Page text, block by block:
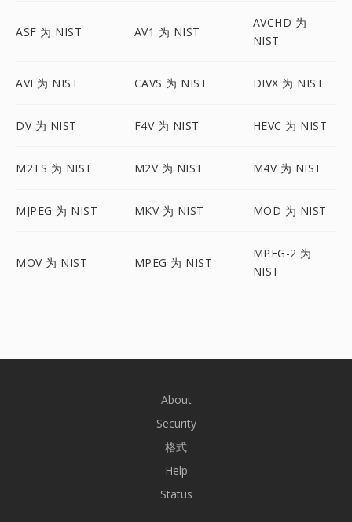
ASF 为 NIST AV1 为 NIST
AVCHD 为
NIST
AVI 为 NIST CAVS 为 NIST DIVX 为 NIST
DV 为 NIST F4V 为 NIST HEVC 为 NIST
M2TS 为 NIST M2V 为 NIST M4V 为 NIST
MJPEG 为 NIST MKV 为 NIST MOD 为 NIST
MOV 为 NIST MPEG 为 NIST
MPEG-2 为
NIST
About
Security
格式
Help
Status